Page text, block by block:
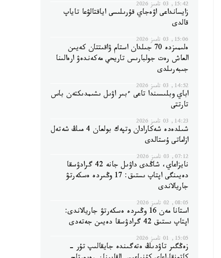
15:42, 03 تامىز 2026
زايسانداعى اۋەجاي قۇرىلىسى اياقتالۋعا تاياپ
قالدى
15:06, 03 تامىز 2026
ەلىمىزدە 70 جىلدان استام ۋاقىتتان كەيىن
العاش رەت جولبارىس تاريحي مەكەندەۋ ارەالىنا
جىبەرىلدى
14:52, 03 تامىز 2026
اباي وبلىسىندا تاعى ءبىر اۋىل ىشىمدىكتەن باس
تارتتى
14:23, 03 تامىز 2026
شىلدەدە شەكارادان وتپەك بولعان 4 مىڭ شەتەل
ازاماتى ۇستالدى
07:12, 03 تامىز 2026
نايزاعاي، شاڭدى داۋىل جانە 42 گرادۋسقا
دەيىنگى اپتاپ ىستىق: 17 وڭىردە ەسكەرتۋ
جاريالاندى
08:05, 02 تامىز 2026
استانا مەن 16 وڭىردە ەسكەرتۋ جاريالاندى:
اپتاپ ىستىق 42 گرادۋسقا دەيىن جەتەدى
15:05, 01 تامىز 2026
زەڭگىر تاۋدىڭ ەتەگىندە جايقالىپ تۇر -